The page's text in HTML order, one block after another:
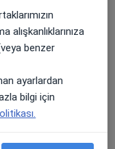
Tip 2 diyabet,
benzer
ayarlardan
bilgi için